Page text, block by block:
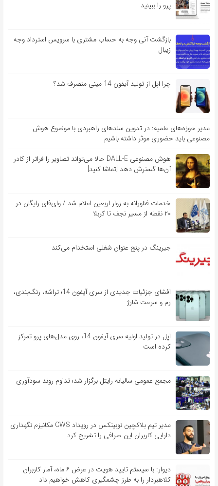
پرو را ببینید
بازگشت آنی وجه به حساب مشتری با سرویس استرداد وجه
زیبال
چرا اپل از تولید آیفون 14 مینی منصرف شد؟
مدیر حوزه‌های علمیه: در تدوین سندهای راهبردی با موضوع هوش
مصنوعی باید حضوری موثر داشته باشیم
هوش مصنوعی DALL-E حالا می‌تواند تصاویر را فراتر از کادر
آن‌ها گسترش دهد [تماشا کنید]
خدمات فناورانه به زوار اربعین اعلام شد / وای‌فای رایگان در
۲۰ نقطه از مسیر نجف تا کربلا
جیرینگ در پنج عنوان شغلی استخدام می‌کند
افشای جزئیات جدیدی از سری آیفون 14؛ تراشه، رنگ‌بندی،
رم و سرعت شارژ
اپل در تولید اولیه سری آیفون 14، روی مدل‌های پرو تمرکز
کرده است
مجمع عمومی سالیانه رایتل برگزار شد؛ تداوم روند سودآوری
مدیر تیم بلاکچین نوبیتکس در رویداد CWS مکانیزم نگهداری
دارایی کاربران این صرافی را تشریح کرد
دیوار: با سیستم تایید هویت در عرض ۶ ماه، آمار کاربران
کلاهبردار را به طرز چشمگیری کاهش خواهیم داد